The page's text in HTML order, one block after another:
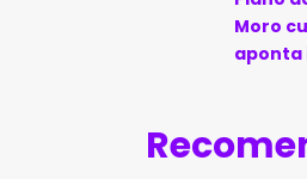
Moro
aponta